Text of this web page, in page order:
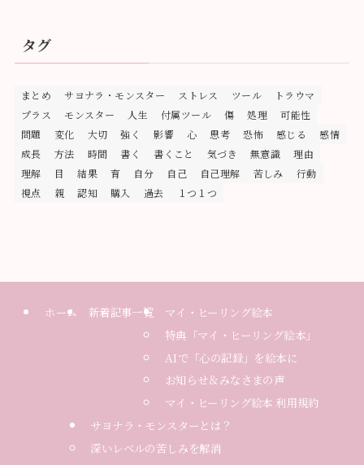
タグ
まとめ サヨナラ・モンスター ストレス ツール
トラウマ
プラス
モンスター 人生 付属ツール 傷 処理
可能性
問題
変化 大切 強く 影響 心 思考 恐怖 感じる
感情
成長
方法 時間 書く 書くこと 気づき 無意識
理由
理解
目 結果 育 自分 自己 自己理解 苦しみ
行動
視点
親 認知 購入 過去 １つ１つ
ホーム 新着記事一覧
マイ・ヒーリング絵本
特典「マイ・ヒーリング絵本」
AIで「心の記録」を絵本に
お知らせ＆みなさまの声
マイ・ヒーリング絵本 利用規約
サヨナラ・モンスターとは？
深いレベルの苦しみを解消